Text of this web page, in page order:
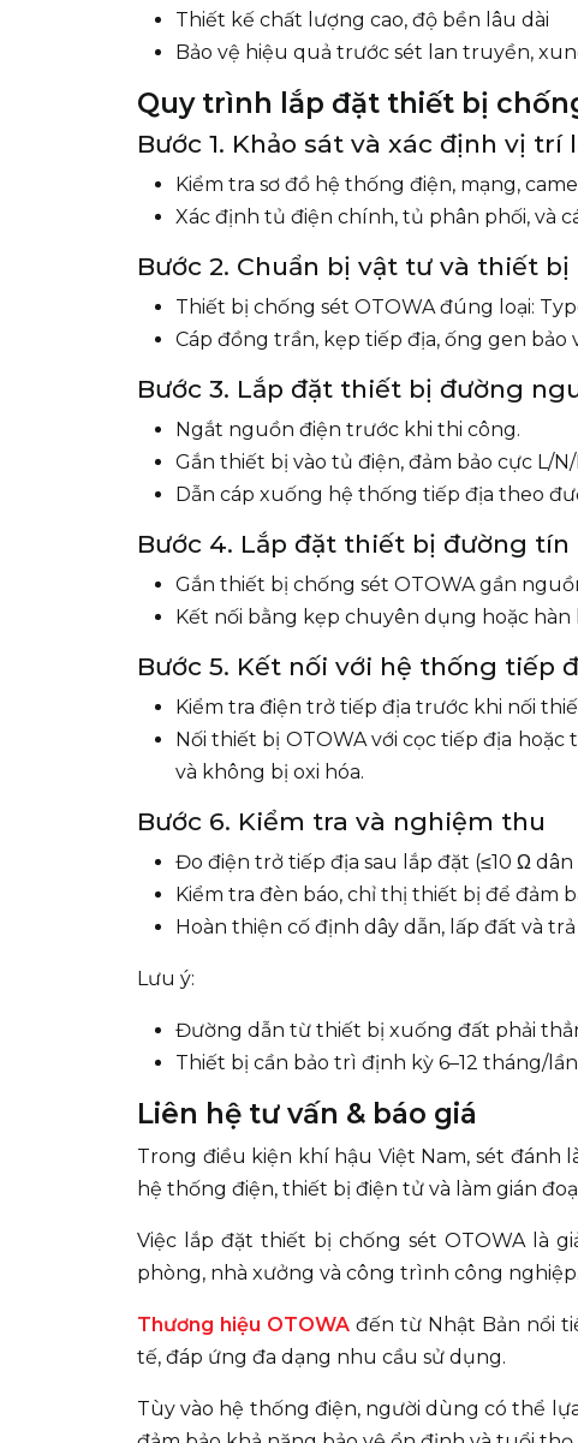
Thiết kế chất lượng cao, độ bền lâu dài
Bảo vệ hiệu quả trước sét lan truyền,
Quy trình lắp đặt thiết bị
Bước 1. Khảo sát và xác định vị trí
Kiểm tra sơ đồ hệ thống điện, mạng,
Xác định tủ điện chính, tủ phân phối, và
Bước 2. Chuẩn bị vật tư và thiết bị
Thiết bị chống sét OTOWA đúng loại:
Cáp đồng trần, kẹp tiếp địa, ống gen bảo
Bước 3. Lắp đặt thiết bị đường
Ngắt nguồn điện trước khi thi công.
Gắn thiết bị vào tủ điện, đảm bảo cực L/
Dẫn cáp xuống hệ thống tiếp địa theo
Bước 4. Lắp đặt thiết bị đường tín
Gắn thiết bị chống sét OTOWA gần
Kết nối bằng kẹp chuyên dụng hoặc
Bước 5. Kết nối với hệ thống tiếp
Kiểm tra điện trở tiếp địa trước khi nối
Nối thiết bị OTOWA với cọc tiếp địa
và không bị oxi hóa.
Bước 6. Kiểm tra và nghiệm thu
Đo điện trở tiếp địa sau lắp đặt (≤10 Ω
Kiểm tra đèn báo, chỉ thị thiết bị để đảm
Hoàn thiện cố định dây dẫn, lấp đất và trả
Lưu ý:
Đường dẫn từ thiết bị xuống đất phải
Thiết bị cần bảo trì định kỳ 6–12 tháng/
Liên hệ tư vấn & báo giá
Trong điều kiện khí hậu Việt Nam, sét
hệ thống điện, thiết bị điện tử và làm gián
Việc lắp đặt thiết bị chống sét OTOWA là
phòng, nhà xưởng và công trình công nghiệp.
Thương hiệu OTOWA đến từ Nhật Bản nổi
tế, đáp ứng đa dạng nhu cầu sử dụng.
Tùy vào hệ thống điện, người dùng có thể